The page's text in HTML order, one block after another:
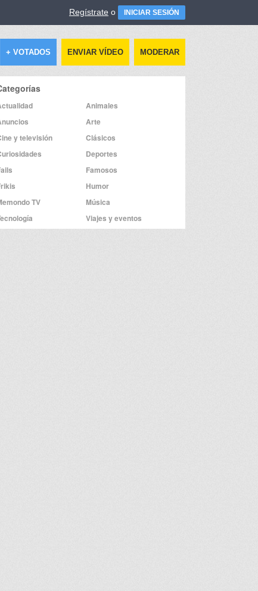
Regístrate o INICIAR SESIÓN
+ VOTADOS ENVIAR VÍDEO MODERAR
Animales
Arte
y televisión
Clásicos
Deportes
Famosos
Humor
TV
Música
Viajes y eventos